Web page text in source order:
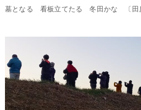
墓となる 看板立てたる 冬田かな 〔田